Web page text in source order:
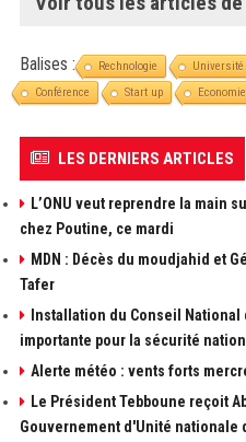
Balises : Rechnologie Université
Conférence
Start up Economie
LES DERNIERS ARTICLES
L’ONU veut reprendre la main
chez Poutine, ce mardi
MDN : Décès du moudjahid et
Tafer
Installation du Conseil
importante pour la sécurité
Alerte météo : vents forts
Le Président Tebboune reçoit
Gouvernement d'Unité nationale